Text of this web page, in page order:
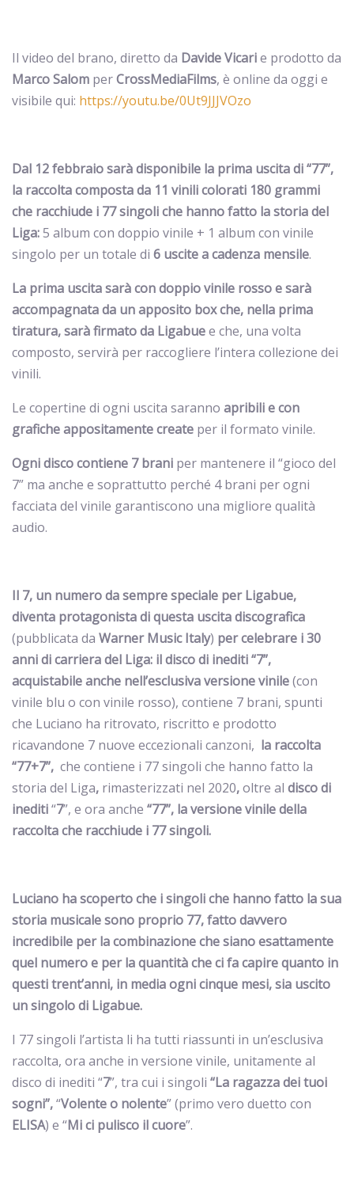
Il video del brano, diretto da Davide Vicarie prodotto da
Marco Salom perCrossMediaFilms, è online da oggi e
visibile qui: https://youtu.be/0Ut9JJJVOzo
Dal 12 febbraio sarà disponibile la prima uscita di “77”,
la raccolta composta da 11 vinili colorati 180 grammi
che racchiude i 77 singoli che hanno fatto la storia del
Liga:5 album con doppio vinile + 1 album con vinile
singolo per un totale di 6 uscite a cadenza mensile.
La prima uscita sarà con doppio vinile rosso e sarà
accompagnata da unapposito box che, nella prima
tiratura, sarà firmato da Ligabuee che, una volta
composto, servirà per raccogliere l’intera collezione dei
vinili.
Le copertine di ogni uscita saranno apribili e con
grafiche appositamente create per il formato vinile.
Ogni disco contiene 7 brani per mantenere il “gioco del
7” ma anche e soprattutto perché 4 brani per ogni
facciata del vinile garantiscono una migliore qualità
audio.
Il 7, un numero da sempre speciale per Ligabue,
diventa protagonista di questa uscita discografica
(pubblicata da Warner Music Italy) per celebrare i 30
anni di carriera del Liga: il disco di inediti “7”,
acquistabile anche nell’esclusiva versione vinile(con
vinile blu o con vinile rosso), contiene 7 brani, spunti
che Luciano ha ritrovato, riscritto e prodotto
ricavandone 7 nuove eccezionali canzoni, la raccolta
“77+7”, che contiene i 77 singoli che hanno fatto la
storia del Liga, rimasterizzati nel 2020,oltre al disco di
inediti“7”, e ora anche “77”, la versione vinile della
raccolta che racchiude i 77 singoli.
Luciano ha scoperto che i singoli che hanno fatto la sua
storia musicale sono proprio 77, fatto davvero
incredibile per la combinazione che siano esattamente
quel numero e per la quantità che ci fa capire quanto in
questi trent’anni, in media ogni cinque mesi, sia uscito
un singolo di Ligabue.
I 77 singoli l’artista li ha tutti riassunti in un’esclusiva
raccolta, ora anche in versione vinile, unitamente al
disco di inediti “7”, tra cui i singoli “La ragazza dei tuoi
sogni”,“Volente o nolente” (primo vero duetto con
ELISA) e “Mi ci pulisco il cuore”.